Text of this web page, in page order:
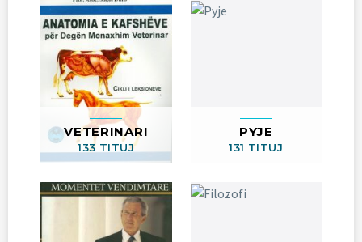
VETERINARI
133 TITUJ
PYJE
131 TITUJ